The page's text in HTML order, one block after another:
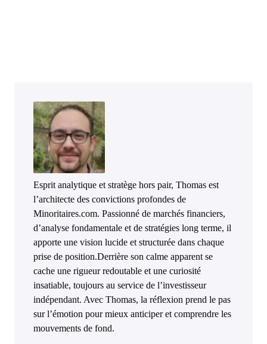
Esprit analytique et stratège hors pair, Thomas est
l’architecte des convictions profondes de
Minoritaires.com. Passionné de marchés financiers,
d’analyse fondamentale et de stratégies long terme, il
apporte une vision lucide et structurée dans chaque
prise de position.Derrière son calme apparent se
cache une rigueur redoutable et une curiosité
insatiable, toujours au service de l’investisseur
indépendant. Avec Thomas, la réflexion prend le pas
sur l’émotion pour mieux anticiper et comprendre les
mouvements de fond.